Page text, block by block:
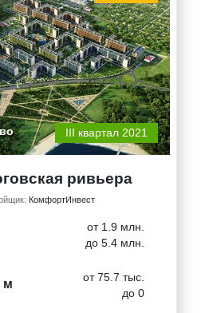
III квартал 2021
ривьера
КомфортИнвест
от 1.9 млн.
до 5.4 млн.
м
от 75.7 тыс.
до 0